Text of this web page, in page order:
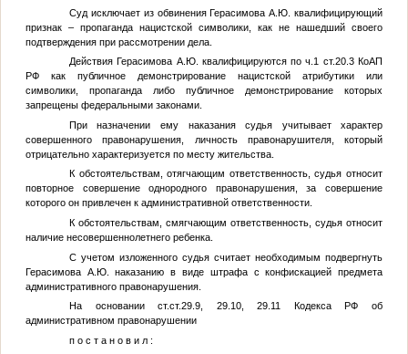
Суд исключает из обвинения Герасимова А.Ю. квалифицирующий
признак – пропаганда нацистской символики, как не нашедший своего
подтверждения при рассмотрении дела.
Действия Герасимова А.Ю. квалифицируются по ч.1 ст.20.3 КоАП
РФ как публичное демонстрирование нацистской атрибутики или
символики, пропаганда либо публичное демонстрирование которых
запрещены федеральными законами.
При назначении ему наказания судья учитывает характер
совершенного правонарушения, личность правонарушителя, который
отрицательно характеризуется по месту жительства.
К обстоятельствам, отягчающим ответственность, судья относит
повторное совершение однородного правонарушения, за совершение
которого он привлечен к административной ответственности.
К обстоятельствам, смягчающим ответственность, судья относит
наличие несовершеннолетнего ребенка.
С учетом изложенного судья считает необходимым подвергнуть
Герасимова А.Ю. наказанию в виде штрафа с конфискацией предмета
административного правонарушения.
На основании ст.ст.29.9, 29.10, 29.11 Кодекса РФ об
административном правонарушении
п о с т а н о в и л :